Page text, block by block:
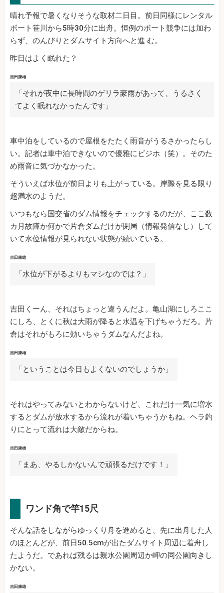
晴れ予報で暑くなりそうな取材二日目。前日同様にレンタル
ボート笹川から5時30分に出舟。恒例のボート競争には加わ
らず、のんびりとダムサイト方向へと進 む。
昨日はよく眠れた？
吉田康雄
「それが夜中に長時間のゲリラ豪雨があって、うるさく
てよく眠れなかったんです」
車中泊をしているので屋根をたたく雨音がうるさかったらし
い。記者は車中泊できないので優雅にビジホ（笑）。そのた
め雨音に気づかなかった。
そういえば水位が前日よりも上がっている。岸際を見る限り
超満水のようだ。
いつもなら国交省のダム情報をチェックするのだが、ここ数
カ月故障か何かで片倉ダムだけが閉局（情報発信なし）して
いて水位情報が見られない状態が続いている。
吉田康雄
「水位が下がるよりもマシなのでは？」
吉田くーん、それはちょっと違うんだよ。亀山湖にしろここ
にしろ、とくに秋は大雨が降ると水温を下げちゃうだろ。片
倉はそれがもろに効いちゃうダムなんだよね。
吉田康雄
「ということは今日もよくないのでしょうか」
それはやってみないとわからないけど、これだけ一気に増水
するとダムが放水するから流れが着いちゃうかもね。ヘラ釣
りにとって流れは大敵だからね。
吉田康雄
「まあ、やるしかないんで頑張るだけです！」
ワンド角で竿15尺
そんな話をしながらゆっくり舟を進めると、先に出舟した人
のほとんどが、前日50.5cmが出たダムサイト周辺に着舟し
たようだ。であれば残るは親水公園周辺か岬の同公園向きし
かない。
吉田康雄